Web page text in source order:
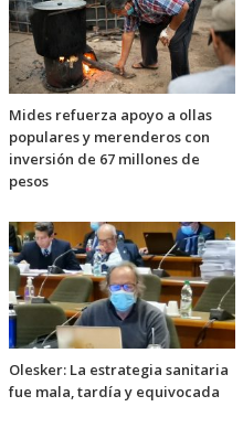
Mides refuerza apoyo a ollas
populares y merenderos con
inversión de 67 millones de
pesos
Olesker: La estrategia sanitaria
fue mala, tardía y equivocada